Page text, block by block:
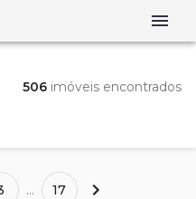
506 imóveis encontrados
... 17